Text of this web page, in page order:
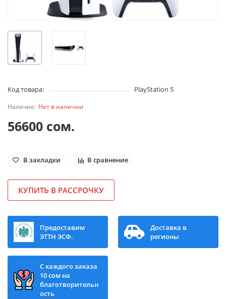
Код товара: PlayStation 5
Нет в наличии
56600 сом.
В закладки В сравнение
КУПИТЬ В РАССРОЧКУ
Предоставим
ЭТТН ЭСФ.
Доставка в
регионы
С каждого заказа
10 сом на
благотворительн
ость